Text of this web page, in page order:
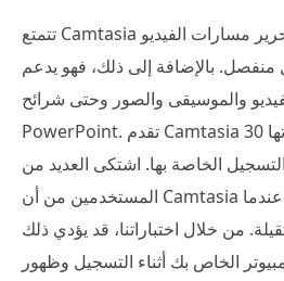
تتمتع Camtasia بميزة كبيرة. يسمح لك بتحرير مسارات الفيديو
بالإضافة إلى ذلك، فهو يدعم
والموسيقى والصور وحتى شرائح
PowerPoint. تقدم Camtasia نسخة تجريبية مجانية مدتها 30
الخاصة بها. اشتكى العديد من
المستخدمين من أن Camtasia يستجيب ببطء شديد عندما
من خلال اختباراتنا، قد يؤدي ذلك
الخاص بك أثناء التسجيل وظهور